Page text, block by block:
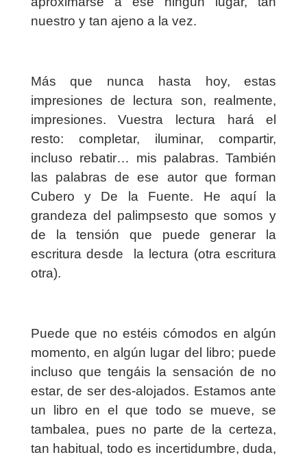
nuestro y tan ajeno a la vez.
Más que nunca hasta hoy, estas
impresiones de lectura son, realmente,
impresiones. Vuestra lectura hará el
resto: completar, iluminar, compartir,
incluso rebatir… mis palabras. También
las palabras de ese autor que forman
Cubero y De la Fuente. He aquí la
grandeza del palimpsesto que somos y
de la tensión que puede generar la
escritura desde
la lectura (otra escritura
otra).
Puede que no estéis cómodos en algún
momento, en algún lugar del libro; puede
incluso que tengáis la sensación de no
estar, de ser des-alojados. Estamos ante
un libro en el que todo se mueve, se
tambalea, pues no parte de la certeza,
tan habitual, todo es incertidumbre, duda,